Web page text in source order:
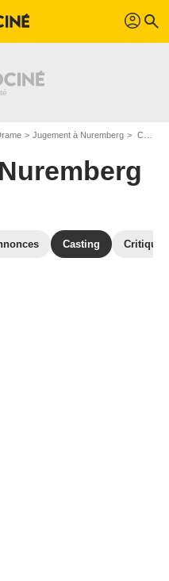
profil search
Jugement à Nuremberg Casting Jugement à Nuremberg
Casting